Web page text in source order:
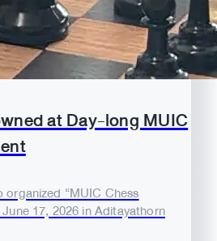
at Day-long MUIC
“MUIC Chess
17, 2026 in Aditayathorn